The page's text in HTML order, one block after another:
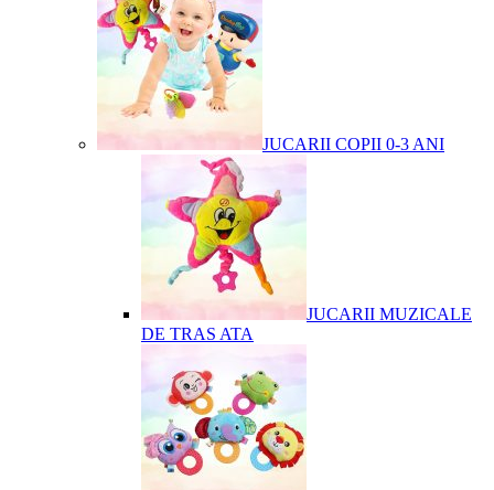
JUCARII COPII 0-3 ANI
JUCARII MUZICALE
DE TRAS ATA